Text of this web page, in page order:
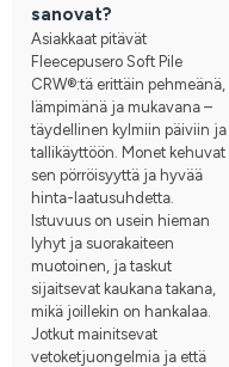
sanovat?
Asiakkaat pitävät
Fleecepusero Soft Pile
CRW®:tä erittäin pehmeänä,
lämpimänä ja mukavana –
täydellinen kylmiin päiviin ja
tallikäyttöön. Monet kehuvat
sen pörröisyyttä ja hyvää
hinta-laatusuhdetta.
Istuvuus on usein hieman
lyhyt ja suorakaiteen
muotoinen, ja taskut
sijaitsevat kaukana takana,
mikä joillekin on hankalaa.
Jotkut mainitsevat
vetoketjuongelmia ja että